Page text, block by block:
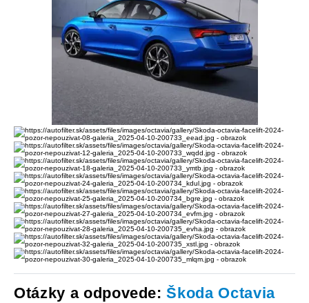
Otázky a odpovede:Škoda Octavia